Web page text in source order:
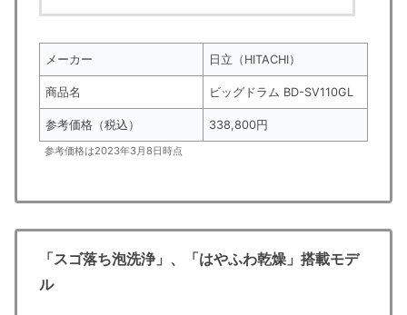
メーカー 日立（HITACHI）
商品名 ビッグドラム BD-SV110GL
参考価格（税込） 338,800円
参考価格は2023年3月8日時点
「スゴ落ち泡洗浄」、「はやふわ乾燥」搭載モデ
ル